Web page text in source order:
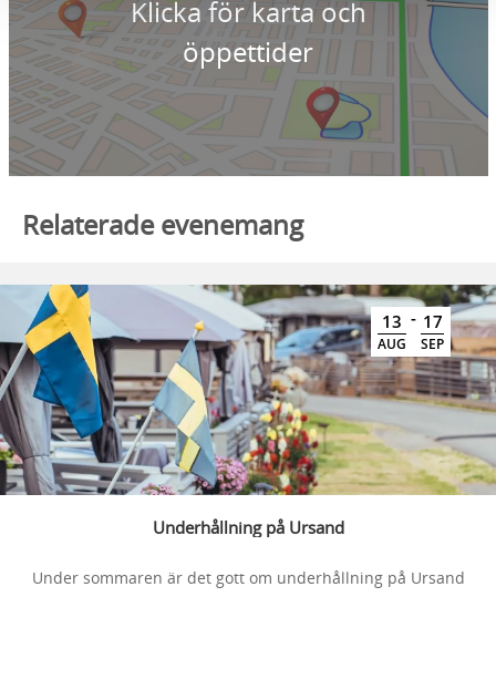
Klicka för karta och
öppettider
Relaterade evenemang
13
AUG
- 17
SEP
Underhållning på Ursand
Under sommaren är det gott om underhållning på Ursand